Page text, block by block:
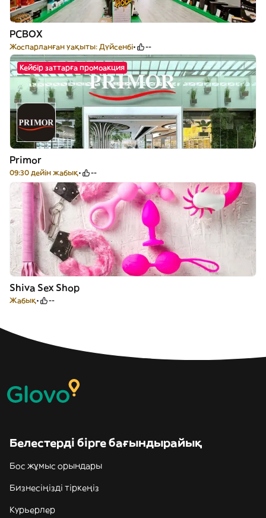
PCBOX
Жоспарланған уақыты: Дүйсенбі --
Кейбір заттарға промоакция
Primor
09:30 дейін жабық --
Shiva Sex Shop
Жабық --
Белестерді бірге бағындырайық
Бос жұмыс орындары
Бизнесіңізді тіркеңіз
Курьерлер